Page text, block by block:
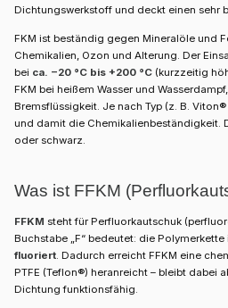
Dichtungswerkstoff und deckt einen sehr
FKM ist beständig gegen Mineralöle und
Chemikalien, Ozon und Alterung. Der
bei ca. −20 °C bis +200 °C (kurzzeitig
FKM bei heißem Wasser und
Bremsflüssigkeit. Je nach Typ (z. B.
und damit die Chemikalienbeständigkeit.
oder schwarz.
Was ist FFKM
FFKM steht für Perfluorkautschuk
Buchstabe „F“ bedeutet: die Polymerkette
fluoriert . Dadurch erreicht FFKM eine
PTFE (Teflon®) heranreicht – bleibt dabei
Dichtung funktionsfähig.